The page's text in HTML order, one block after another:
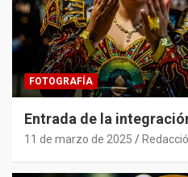
FOTOGRAFÍA
Entrada de la
11 de marzo de 2025